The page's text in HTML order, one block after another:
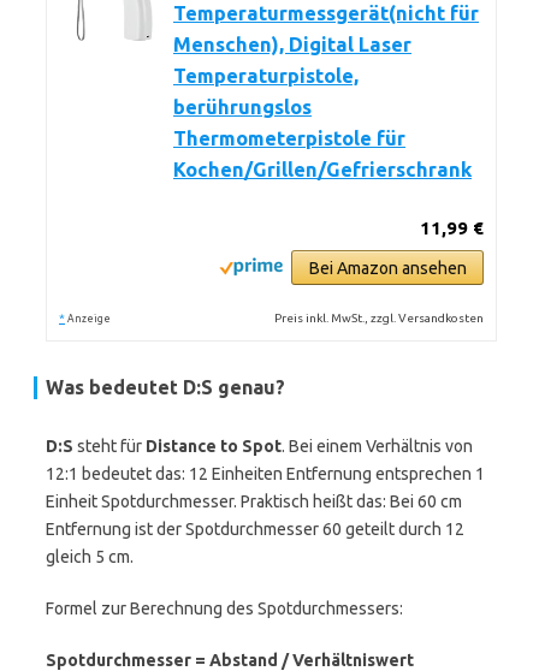
Temperaturmessgerät(nicht für
Menschen), Digital Laser
Temperaturpistole,
berührungslos
Thermometerpistole für
Kochen/Grillen/Gefrierschrank
11,99 €
Bei Amazon ansehen
* Anzeige Preis inkl. MwSt., zzgl. Versandkosten
Was bedeutet D:S genau?
D:S steht für Distance to Spot. Bei einem Verhältnis von
12:1 bedeutet das: 12 Einheiten Entfernung entsprechen 1
Einheit Spotdurchmesser. Praktisch heißt das: Bei 60 cm
Entfernung ist der Spotdurchmesser 60 geteilt durch 12
gleich 5 cm.
Formel zur Berechnung des Spotdurchmessers:
Spotdurchmesser = Abstand / Verhältniswert